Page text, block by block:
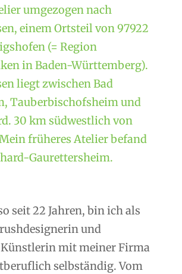
umgezogen nach
einem Ortsteil von 97922
(= Region
in Baden-Württemberg).
liegt zwischen Bad
Tauberbischofsheim und
30 km südwestlich von
früheres Atelier befand
Gaurettersheim.
seit 22 Jahren, bin ich als
und
Künstlerin mit meiner Firma
selbständig. Vom